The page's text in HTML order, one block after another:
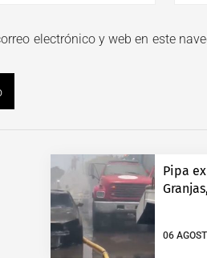
electrónico y web en este
Pipa
06